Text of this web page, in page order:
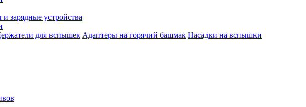
зарядные устройства
для вспышек Адаптеры на горячий башмак Насадки на вспышки